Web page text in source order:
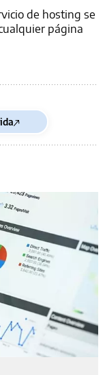
de hosting se
página